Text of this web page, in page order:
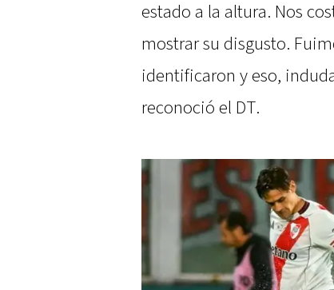
estado a la altura. Nos
mostrar su disgusto.
identificaron y eso,
reconoció el DT.